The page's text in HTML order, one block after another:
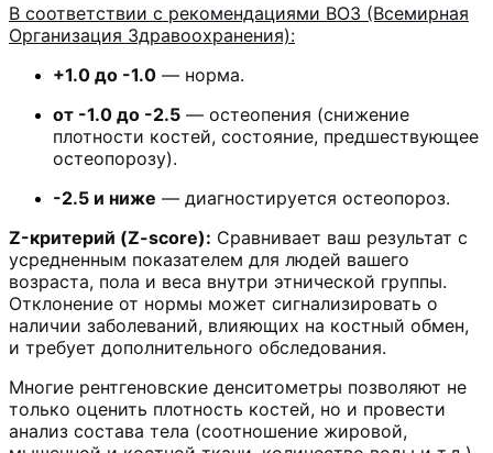
В соответствии с рекомендациями ВОЗ (Всемирная
Организация Здравоохранения):
+1.0 до -1.0 — норма.
от -1.0 до -2.5 — остеопения (снижение
плотности костей, состояние, предшествующее
остеопорозу).
-2.5 и ниже — диагностируется остеопороз.
Z-критерий (Z-score): Сравнивает ваш результат с
усредненным показателем для людей вашего
возраста, пола и веса внутри этнической группы.
Отклонение от нормы может сигнализировать о
наличии заболеваний, влияющих на костный обмен,
и требует дополнительного обследования.
Многие рентгеновские денситометры позволяют не
только оценить плотность костей, но и провести
анализ состава тела (соотношение жировой,